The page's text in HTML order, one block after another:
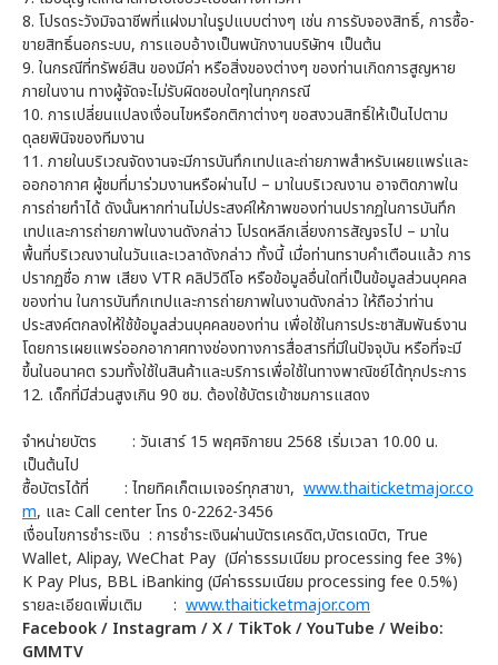
8. โปรดระวังมิจฉาชีพที่แฝงมาในรูปแบบต่างๆ เช่น การรับจองสิทธิ์, การซื้อ-
ขายสิทธิ์นอกระบบ, การแอบอ้างเป็นพนักงานบริษัทฯ เป็นต้น
9. ในกรณีที่ทรัพย์สิน ของมีค่า หรือสิ่งของต่างๆ ของท่านเกิดการสูญหาย
ภายในงาน ทางผู้จัดจะไม่รับผิดชอบใดๆในทุกกรณี
10. การเปลี่ยนแปลงเงื่อนไขหรือกติกาต่างๆ ขอสงวนสิทธิ์ให้เป็นไปตาม
ดุลยพินิจของทีมงาน
11. ภายในบริเวณจัดงานจะมีการบันทึกเทปและถ่ายภาพสำหรับเผยแพร่และ
ออกอากาศ ผู้ชมที่มาร่วมงานหรือผ่านไป – มาในบริเวณงาน อาจติดภาพใน
การถ่ายทำได้ ดังนั้นหากท่านไม่ประสงค์ให้ภาพของท่านปรากฏในการบันทึก
เทปและการถ่ายภาพในงานดังกล่าว โปรดหลีกเลี่ยงการสัญจรไป – มาใน
พื้นที่บริเวณงานในวันและเวลาดังกล่าว ทั้งนี้ เมื่อท่านทราบคำเตือนแล้ว การ
ปรากฏชื่อ ภาพ เสียง VTR คลิปวิดีโอ หรือข้อมูลอื่นใดที่เป็นข้อมูลส่วนบุคคล
ของท่าน ในการบันทึกเทปและการถ่ายภาพในงานดังกล่าว ให้ถือว่าท่าน
ประสงค์ตกลงให้ใช้ข้อมูลส่วนบุคคลของท่าน เพื่อใช้ในการประชาสัมพันธ์งาน
โดยการเผยแพร่ออกอากาศทางช่องทางการสื่อสารที่มีในปัจจุบัน หรือที่จะมี
ขึ้นในอนาคต รวมทั้งใช้ในสินค้าและบริการเพื่อใช้ในทางพาณิชย์ได้ทุกประการ
12. เด็กที่มีส่วนสูงเกิน 90 ซม. ต้องใช้บัตรเข้าชมการแสดง
จำหน่ายบัตร
: วันเสาร์ 15 พฤศจิกายน 2568 เริ่มเวลา 10.00 น.
เป็นต้นไป
ซื้อบัตรได้ที่
: ไทยทิคเก็ตเมเจอร์ทุกสาขา, www.thaiticketmajor.co
m, และ Call center โทร 0-2262-3456
เงื่อนไขการชำระเงิน : การชำระเงินผ่านบัตรเครดิต,บัตรเดบิต, True
Wallet, Alipay, WeChat Pay (มีค่าธรรมเนียม processing fee 3%)
K Pay Plus, BBL iBanking (มีค่าธรรมเนียม processing fee 0.5%)
รายละเอียดเพิ่มเติม
: www.thaiticketmajor.com
Facebook / Instagram / X / TikTok / YouTube / Weibo:
GMMTV